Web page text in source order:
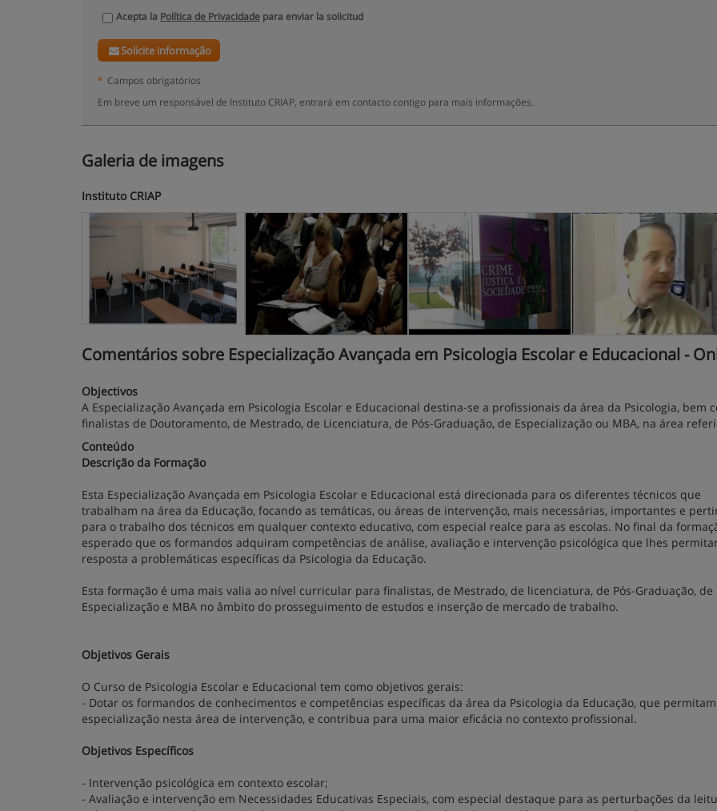
Acepta la Política de Privacidade para enviar la solicitud
Solicite informação
* Campos obrigatórios
Em breve um responsável de Instituto CRIAP, entrará em contacto contigo para mais informações.
Galeria de imagens
Instituto CRIAP
Comentários sobre Especialização Avançada em Psicologia Escolar e Educacional -
Objectivos
A Especialização Avançada em Psicologia Escolar e Educacional destina-se a profissionais da área da Psicologia, bem
finalistas de Doutoramento, de Mestrado, de Licenciatura, de Pós-Graduação, de Especialização ou MBA, na área
Conteúdo
Descrição da Formação
Esta Especialização Avançada em Psicologia Escolar e Educacional está direcionada para os diferentes técnicos que
trabalham na área da Educação, focando as temáticas, ou áreas de intervenção, mais necessárias, importantes e
para o trabalho dos técnicos em qualquer contexto educativo, com especial realce para as escolas. No final da
esperado que os formandos adquiram competências de análise, avaliação e intervenção psicológica que lhes
resposta a problemáticas específicas da Psicologia da Educação.
Esta formação é uma mais valia ao nível curricular para finalistas, de Mestrado, de licenciatura, de Pós-Graduação, de
Especialização e MBA no âmbito do prosseguimento de estudos e inserção de mercado de trabalho.
Objetivos Gerais
O Curso de Psicologia Escolar e Educacional tem como objetivos gerais:
- Dotar os formandos de conhecimentos e competências específicas da área da Psicologia da Educação, que
especialização nesta área de intervenção, e contribua para uma maior eficácia no contexto profissional.
Objetivos Específicos
- Intervenção psicológica em contexto escolar;
- Avaliação e intervenção em Necessidades Educativas Especiais, com especial destaque para as perturbações da